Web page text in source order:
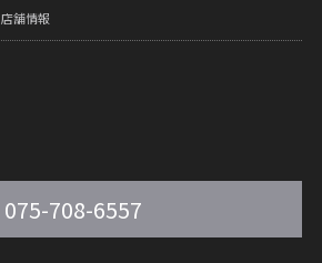
店舗情報
075-708-6557